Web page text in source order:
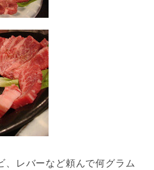
、レバーなど頼んで何グラム